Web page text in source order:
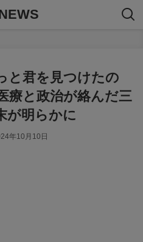
と君を見つけたの
療と政治が絡んだ三
が明らかに
年10月10日